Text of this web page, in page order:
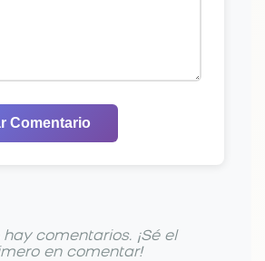
Comentario
comentarios. ¡Sé el
en comentar!